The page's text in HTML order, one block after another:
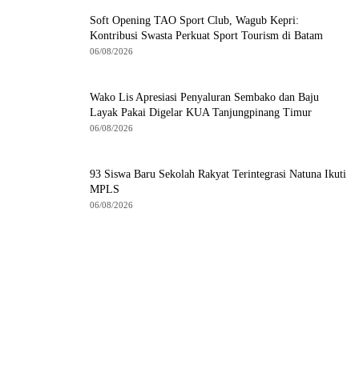
Soft Opening TAO Sport Club, Wagub Kepri:
Kontribusi Swasta Perkuat Sport Tourism di Batam
06/08/2026
Wako Lis Apresiasi Penyaluran Sembako dan Baju
Layak Pakai Digelar KUA Tanjungpinang Timur
06/08/2026
93 Siswa Baru Sekolah Rakyat Terintegrasi Natuna Ikuti
MPLS
06/08/2026